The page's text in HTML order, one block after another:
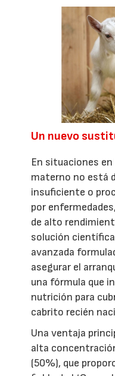
Un nuevo
En situaciones
materno no está
insuficiente o
por
de alto
solución
avanzada
asegurar el
una fórmula que
nutrición para
cabrito recién
Una ventaja
alta
(50%), que